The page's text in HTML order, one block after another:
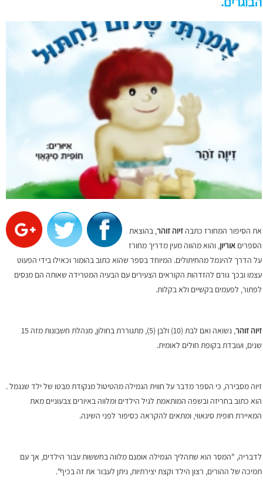
את הסיפור המחורז כתבהזיוה זוהר, בהוצאת
הספרים אוריון, והוא מהווה מעין מדריך מחורז
על הדרך להיגמל מהחיתולים. המיוחד בספר שהוא כתוב בהומור וכאילו בידי הפעוט
עצמו ובכך גורם להזדהות הקוראים הצעירים עם הבעיה המטרידה שאותה הם מנסים
לפתור, לפעמים בקשיים ולא בקלות.
זיוה זוהר
, נשואה ואם לבת (10) ולבן (5), מתגוררת בחולון, מנהלת חשבונות מזה 15
שנים, ועובדת בקופת חולים לאומית.
זיוה מסבירה, כי הספר מדבר על חווית הגמילה מהטיטול מנקודת מבטו של ילד שנגמל .
הוא כתוב בחריזה ובשפה המותאמת לגיל הילדים ומלווה באיורים צבעוניים מאת
המאיירת חופית סיגאווי, ומתאים להקראה כסיפור לפני השינה.
לדבריה, "המסר הוא שתהליך הגמילה אומנם מלווה בחששות עבור הילדים, אך עם
תמיכה של ההורים, רצון הילד וקצת יצירתיות, ניתן לעבור את זה בכיף".